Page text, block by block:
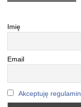
Imię
Email
Akceptuję regulamin